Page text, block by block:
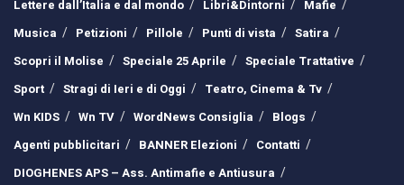
Lettere dall’Italia e dal mondo
Libri&Dintorni
Mafie
Musica
Petizioni Pillole Punti di vista
Satira
Scopri il Molise
Speciale 25 Aprile
Speciale Trattative
Sport
Stragi di Ieri e di Oggi
Teatro, Cinema & Tv
Wn KIDS
Wn TV WordNews Consiglia
Blogs
Agenti pubblicitari
BANNER Elezioni
Contatti
DIOGHENES APS – Ass. Antimafie e Antiusura